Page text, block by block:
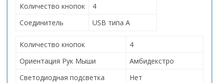
Количество кнопок
4
Соединитель
USB типа A
Количество кнопок
4
Ориентация Рук Мыши
Амбидекстро
Светодиодная подсветка
Нет